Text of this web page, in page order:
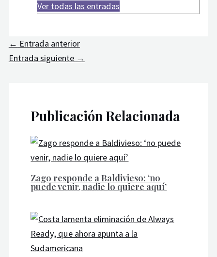
Ver todas las entradas
← Entrada anterior
Entrada siguiente →
Publicación Relacionada
Zago responde a Baldivieso: ‘no
puede venir, nadie lo quiere aquí’